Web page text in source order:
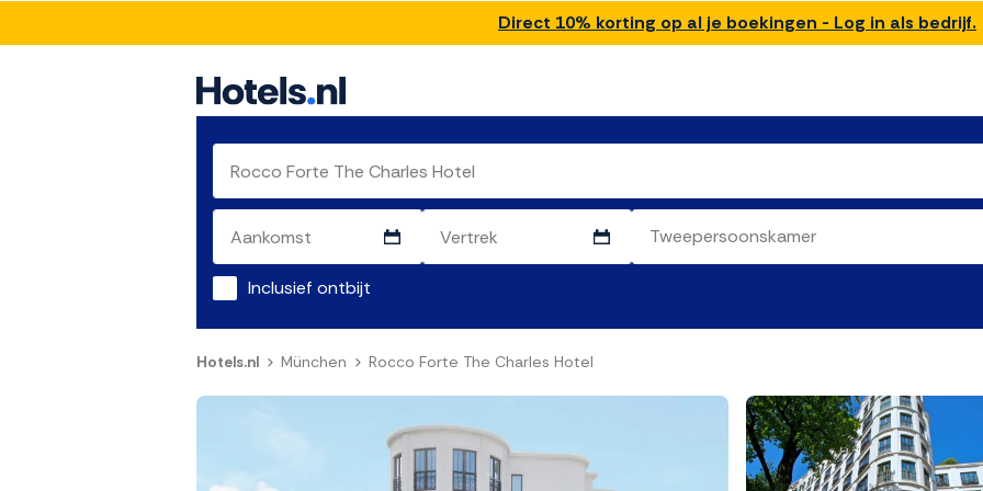
Direct 10% korting op al je boekingen - Log in als bedrijf.
Inclusief ontbijt
Hotels.nl München Rocco Forte The Charles Hotel